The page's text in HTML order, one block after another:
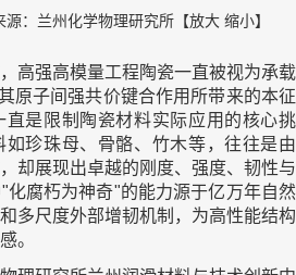
源：兰州化学物理研究所 【放大 缩小】
高强高模量工程陶瓷一直被视为承载
原子间强共价键合作用所带来的本征
直是限制陶瓷材料实际应用的核心挑
珍珠母、骨骼、竹木等，往往是由
却展现出卓越的刚度、强度、韧性与
化腐朽为神奇"的能力源于亿万年自然
多尺度外部增韧机制，为高性能结构
。